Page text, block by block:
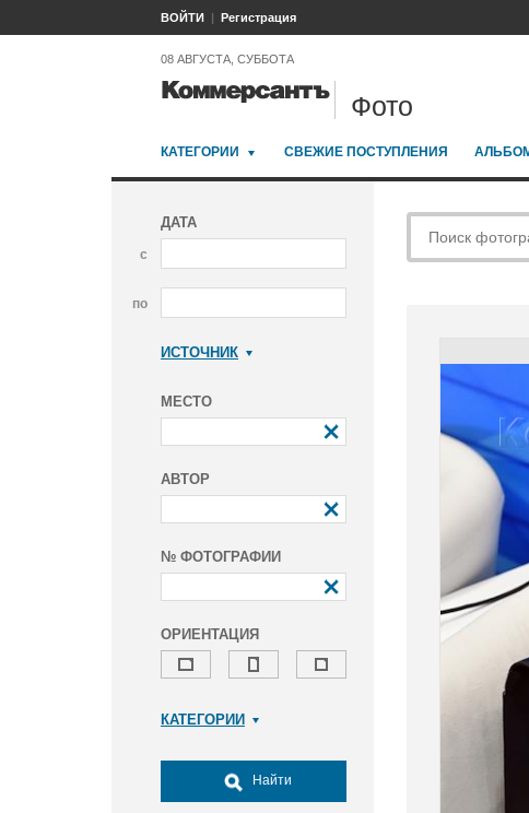
ВОЙТИ Регистрация
08 АВГУСТА, СУББОТА
Фото
КАТЕГОРИИ СВЕЖИЕ ПОСТУПЛЕНИЯ
ДАТА
с
по
ИСТОЧНИК
МЕСТО
АВТОР
№ ФОТОГРАФИИ
ОРИЕНТАЦИЯ
КАТЕГОРИИ
Досуг, туризм и отдых
Культура
Найти